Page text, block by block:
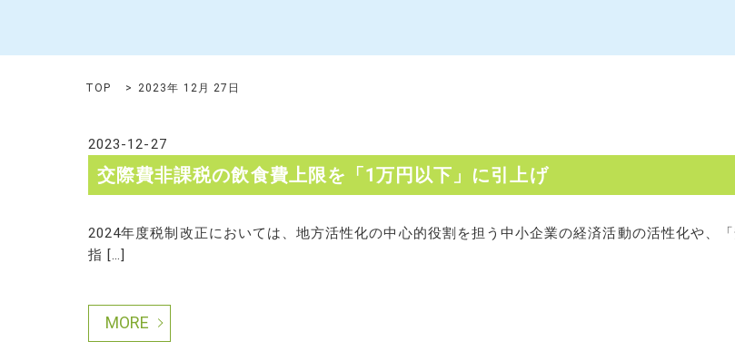
TOP 2023年 12月 27日
2023-12-27
交際費非課税の飲食費上限を「1万円以下」に引上げ
2024年度税制改正においては、地方活性化の中心的役割を担う中小企業の経済活動の活性化や、
指 […]
MORE